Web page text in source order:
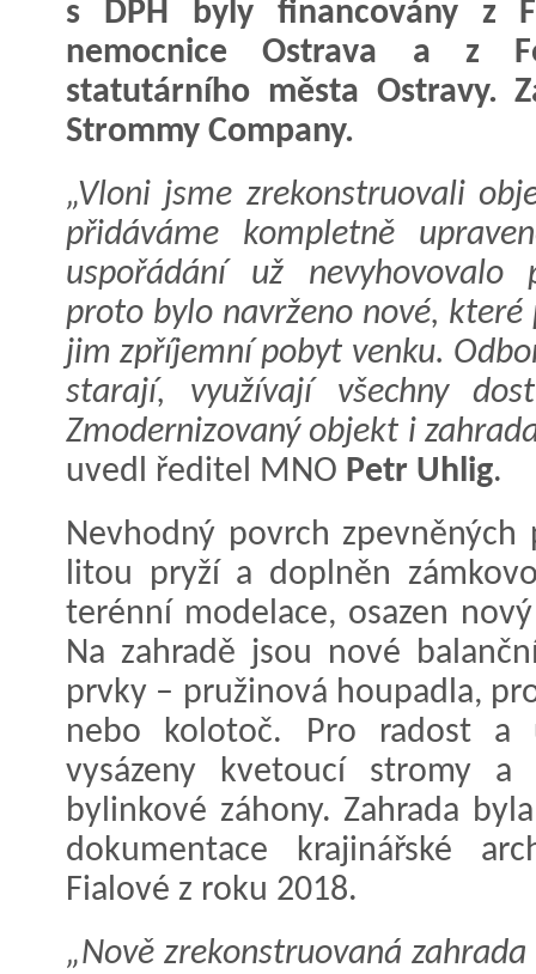
s DPH byly financovány z
nemocnice Ostrava a z
statutárního města Ostravy.
Strommy Company.
„Vloni jsme zrekonstruovali
přidáváme kompletně
uspořádání už nevyhovovalo
proto bylo navrženo nové,
jim zpříjemní pobyt venku.
starají, využívají všechny
Zmodernizovaný objekt i
uvedl ředitel MNO Petr Uhlig.
Nevhodný povrch
litou pryží a doplněn
terénní modelace, osazen
Na zahradě jsou nové
prvky – pružinová houpadla,
nebo kolotoč. Pro radost a
vysázeny kvetoucí stromy
bylinkové záhony. Zahrada
dokumentace krajinářské
Fialové z roku 2018.
„Nově zrekonstruovaná